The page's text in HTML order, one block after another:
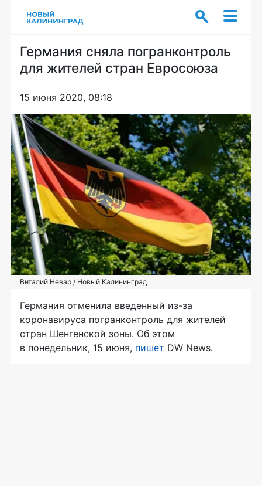
Германия сняла погранконтроль
для жителей стран Евросоюза
15 июня 2020, 08:18
Виталий Невар / Новый Калининград
Германия отменила введенный из-за
коронавируса погранконтроль для жителей
стран Шенгенской зоны. Об этом
в понедельник, 15 июня, пишет DW News.